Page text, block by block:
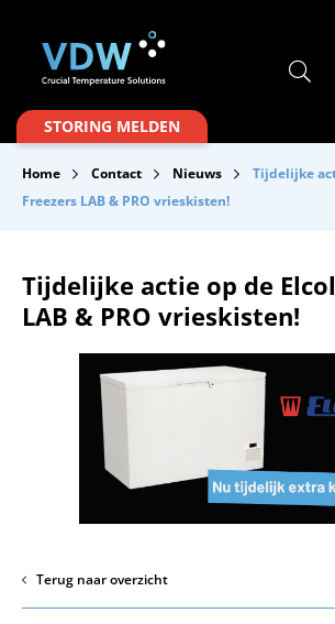
Producten
Branches
Merken
Service & Onderhoud
Downloads
STORING MELDEN
Home Contact Nieuws
Tijdelijke
Freezers LAB & PRO vrieskisten!
Tijdelijke actie op de
LAB & PRO vrieskisten!
Terug naar overzicht